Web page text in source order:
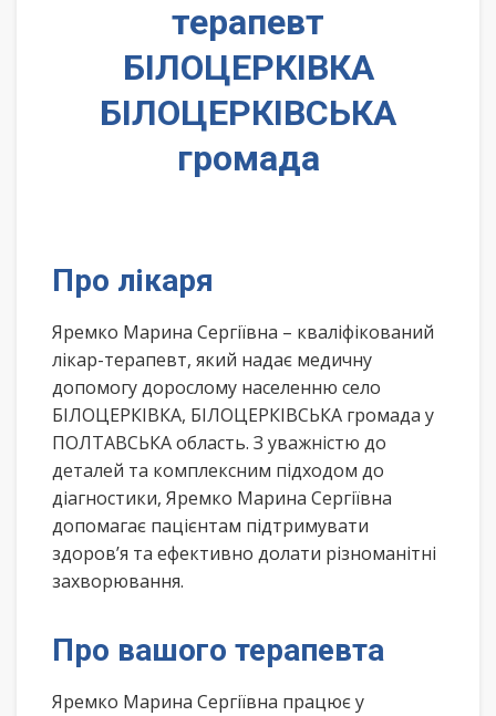
терапевт
БІЛОЦЕРКІВКА
БІЛОЦЕРКІВСЬКА
громада
Про лікаря
Яремко Марина Сергіївна – кваліфікований
лікар-терапевт, який надає медичну
допомогу дорослому населенню село
БІЛОЦЕРКІВКА, БІЛОЦЕРКІВСЬКА громада у
ПОЛТАВСЬКА область. З уважністю до
деталей та комплексним підходом до
діагностики, Яремко Марина Сергіївна
допомагає пацієнтам підтримувати
здоров’я та ефективно долати різноманітні
захворювання.
Про вашого терапевта
Яремко Марина Сергіївна працює у